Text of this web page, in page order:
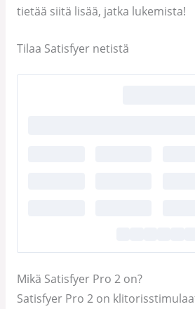
tietää siitä lisää, jatka lukemista!
Tilaa Satisfyer netistä
Mikä Satisfyer Pro 2 on?
Satisfyer Pro 2 on